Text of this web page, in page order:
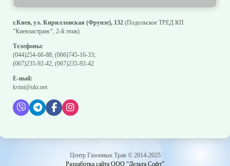
г.Киев, ул. Кирилловская (Фрунзе), 132 (Подольское ТРЕД КП
"Киевпастранс", 2-й этаж)
Телефоны:
(044)254-66-88; (066)745-16-33;
(067)235-92-42; (067)235-92-42
E-mail:
kvint@ukr.net
Центр Газонных Трав © 2014-2025
Разработка сайта ООО “Дельта Софт”